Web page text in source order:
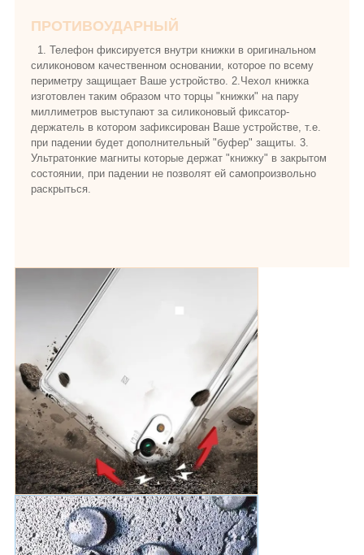
ПРОТИВОУДАРНЫЙ
1. Телефон фиксируется внутри книжки в оригинальном
силиконовом качественном основании, которое по всему
периметру защищает Ваше устройство. 2.Чехол книжка
изготовлен таким образом что торцы "книжки" на пару
миллиметров выступают за силиконовый фиксатор-
держатель в котором зафиксирован Ваше устройстве, т.е.
при падении будет дополнительный "буфер" защиты. 3.
Ультратонкие магниты которые держат "книжку" в закрытом
состоянии, при падении не позволят ей самопроизвольно
раскрыться.